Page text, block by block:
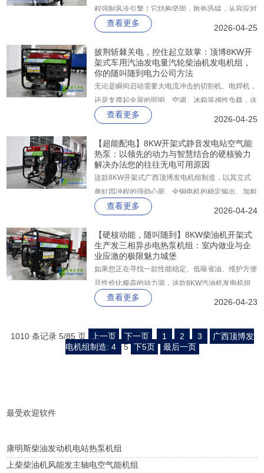
程强制风冷引擎！它结构坚固，散热迅猛，从容应对
长时间高负载要求。更令人惊喜的是它的经济性，燃
护电池与电启动，特制加粗型框架！
查看更多 2026-04-25
披荆斩棘关电，控住起立鼓掌：顶博8KW开
架式车用汽油发电量汽轮柴油机发电机组，
你的随叫随到电力公司方法
无论是瞬间启动需要大电流冲击的切割机、电焊机，
还是支撑起全屋的照明、空调、冰箱等感性负载，这
台8KW的汽油发电机组都能在负载突然切入的瞬
有它，你就等于拥有了一座坚实的电力堡垒。
查看更多 2026-04-25
【超能配电】8KW开架式静音发电站空气能
热泵：以领先的动力与智慧结合的硬核验力
解决办法您的往往无电可用原因
这款8KW开架式广西顶博发电机组制造，以其立式
单缸四冲程的强劲心脏、全铜电机的稳定输出、加粗
框架的坚固品质以及全自动ATS的智能大脑，树立了
更是一份对生产力的保障，对生活品质的承诺。
查看更多 2026-04-24
【硬核动能，随叫随到】8KW柴油机开架式
生产发三相异步电热泵机组：室内做业与企
业应激的极限魅力城堡
如果您正在寻找一款性能稳定、低噪省油、维护方便
且性价比极高的动力源，这款8KW汽油机发电机组
绝对是您的不二之选。98kg的扎实用料，换来的是
查看更多 2026-04-23
1010 条记录 5/85 页 上一页 下一页 1 2 3
广西顶博发
电机组制造: 4 5 下5页 最后一页
最受欢迎软件
康明斯柴油发动机电站热泵机组
上柴柴油机风能发主轴电空气能机组